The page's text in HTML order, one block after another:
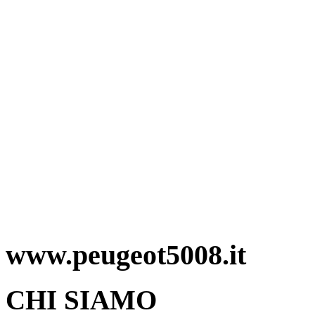
www.peugeot5008.it
CHI SIAMO